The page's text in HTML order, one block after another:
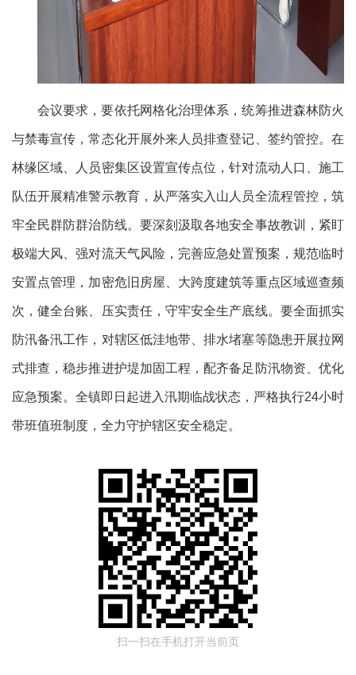
会议要求 ，要依托网格化治理体系，统筹推进森林防火
与禁毒宣传，常态化开展外来人员排查登记、签约管控。在
林缘区域、人员密集区设置宣传点位，针对流动人口、施工
队伍开展精准警示教育，从严落实入山人员全流程管控，筑
牢全民群防群治防线。要深刻汲取各地安全事故教训，紧盯
极端大风、强对流天气风险，完善应急处置预案，规范临时
安置点管理，加密危旧房屋、大跨度建筑等重点区域巡查频
次，健全台账、压实责任，守牢安全生产底线。 要全面抓实
防汛备汛工作，对辖区低洼地带、排水堵塞等隐患开展拉网
式排查，稳步推进护堤加固工程，配齐备足防汛物资、优化
应急预案。全镇即日起进入汛期临战状态，严格执行24小时
带班值班制度，全力守护辖区安全稳定。
扫一扫在手机打开当前页